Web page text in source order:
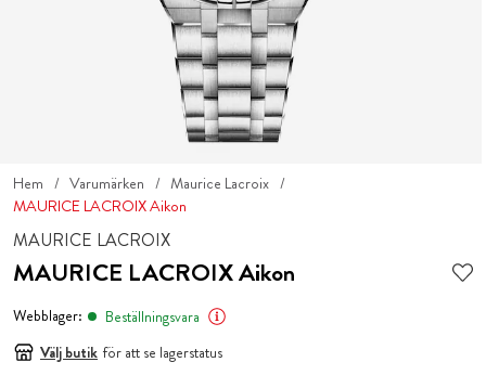
Hem Varumärken
Maurice Lacroix
MAURICE LACROIX Aikon
MAURICE LACROIX
MAURICE LACROIX Aikon
Webblager:
Beställningsvara
Välj butik för att se lagerstatus